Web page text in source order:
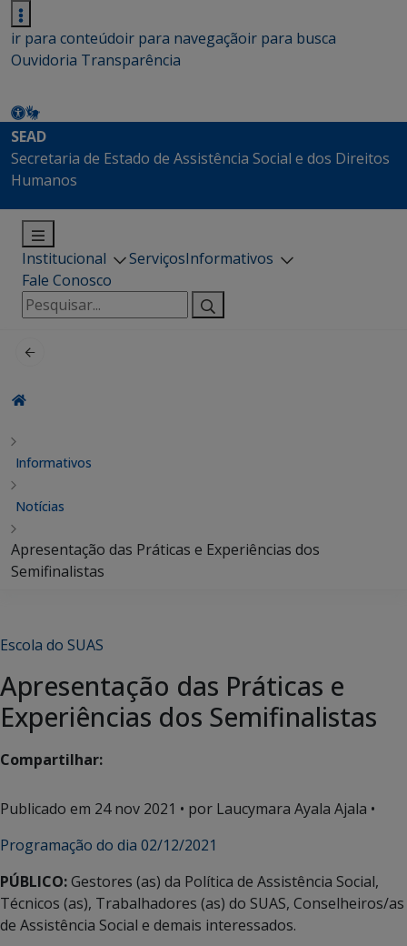
ir para conteúdoir para navegaçãoir para busca
Ouvidoria Transparência
SEAD
Secretaria de Estado de Assistência Social e dos Direitos
Humanos
Institucional ServiçosInformativos
Fale Conosco
Pesquisar
por:
Informativos
Notícias
Apresentação das Práticas e Experiências dos
Semifinalistas
Escola do SUAS
Apresentação das Práticas e
Experiências dos Semifinalistas
Compartilhar:
Publicado em 24 nov 2021 • por Laucymara Ayala Ajala •
Programação do dia 02/12/2021
PÚBLICO:Gestores (as) da Política de Assistência Social,
Técnicos (as), Trabalhadores (as) do SUAS, Conselheiros/as
de Assistência Social e demais interessados.